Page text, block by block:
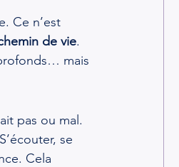
Ce n’est
de vie.
mais
pas ou mal.
se
Cela